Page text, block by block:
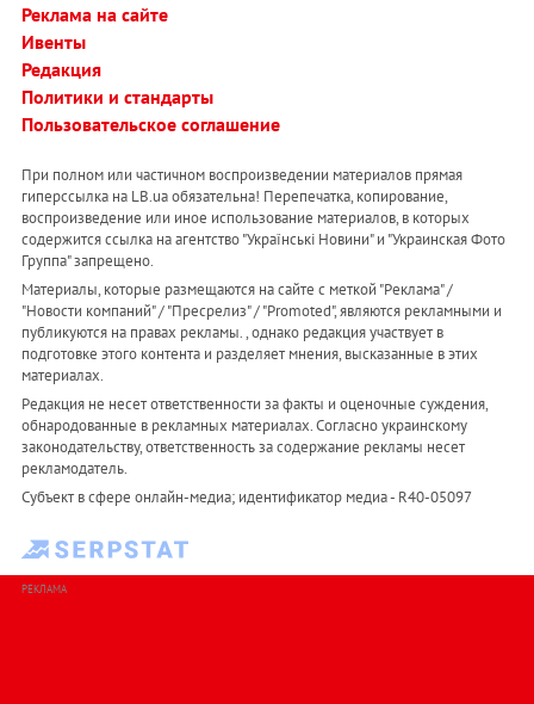
Реклама на сайте
Ивенты
Редакция
Политики и стандарты
Пользовательское соглашение
При полном или частичном воспроизведении материалов прямая
гиперссылка на LB.ua обязательна! Перепечатка, копирование,
воспроизведение или иное использование материалов, в которых
содержится ссылка на агентство "Українськi Новини" и "Украинская Фото
Группа" запрещено.
Материалы, которые размещаются на сайте с меткой "Реклама" /
"Новости компаний" / "Пресрелиз" / "Promoted", являются рекламными и
публикуются на правах рекламы. , однако редакция участвует в
подготовке этого контента и разделяет мнения, высказанные в этих
материалах.
Редакция не несет ответственности за факты и оценочные суждения,
обнародованные в рекламных материалах. Согласно украинскому
законодательству, ответственность за содержание рекламы несет
рекламодатель.
Субъект в сфере онлайн-медиа; идентификатор медиа - R40-05097
РЕКЛАМА